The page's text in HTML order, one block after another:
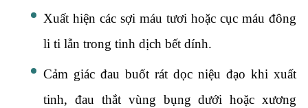
Xuất hiện các sợi máu tươi hoặc cục máu đông
li ti lẫn trong tinh dịch bết dính.
Cảm giác đau buốt rát dọc niệu đạo khi xuất
tinh, đau thắt vùng bụng dưới hoặc xương